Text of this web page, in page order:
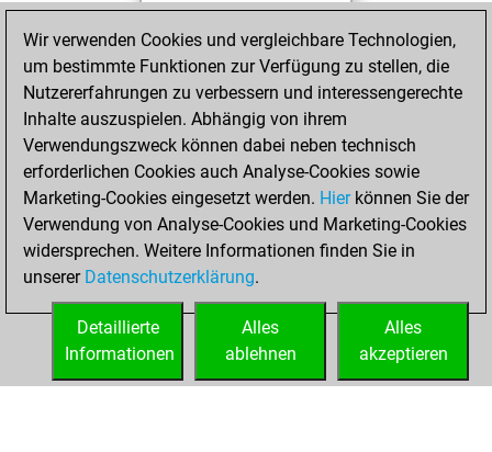
of 1610
Freitag, Juni 25,
2021
You won
against Fritz
Fritz
Dienstag, Juni 15,
2021
You created
your Fritz account
Wir verwenden Cookies und vergleichbare Technologien,
um bestimmte Funktionen zur Verfügung zu stellen, die
Nutzererfahrungen zu verbessern und interessengerechte
Inhalte auszuspielen. Abhängig von ihrem
Verwendungszweck können dabei neben technisch
erforderlichen Cookies auch Analyse-Cookies sowie
Marketing-Cookies eingesetzt werden. Hierkönnen Sie der
Verwendung von Analyse-Cookies und Marketing-Cookies
widersprechen. Weitere Informationen finden Sie in
unserer Datenschutzerklärung.
Alles
akzeptieren
Alles
ablehnen
Detaillierte
Informationen